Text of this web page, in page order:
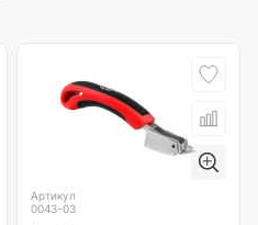
Артикул
0043-03